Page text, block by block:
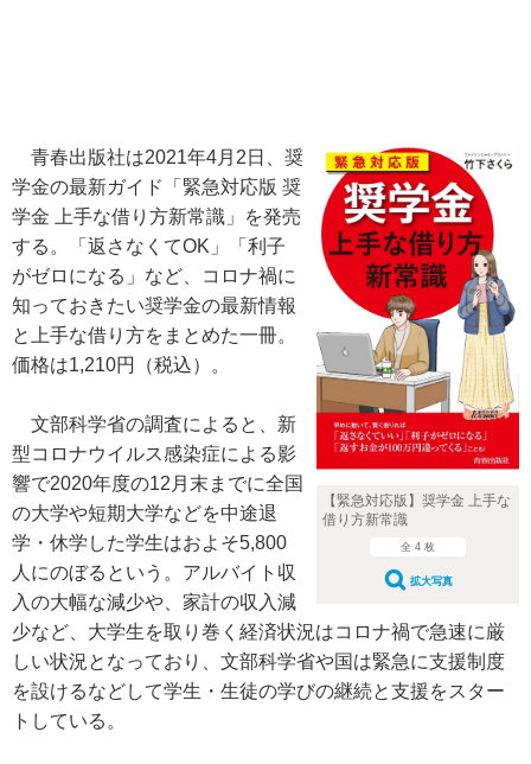
【緊急対応版】奨学金 上手な
借り方新常識
全 4 枚
拡大写真
青春出版社は2021年4月2日、奨
学金の最新ガイド「緊急対応版 奨
学金 上手な借り方新常識」を発売
する。「返さなくてOK」「利子
がゼロになる」など、コロナ禍に
知っておきたい奨学金の最新情報
と上手な借り方をまとめた一冊。
価格は1,210円（税込）。
文部科学省の調査によると、新
型コロナウイルス感染症による影
響で2020年度の12月末までに全国
の大学や短期大学などを中途退
学・休学した学生はおよそ5,800
人にのぼるという。アルバイト収
入の大幅な減少や、家計の収入減
少など、大学生を取り巻く経済状況はコロナ禍で急速に厳
しい状況となっており、文部科学省や国は緊急に支援制度
を設けるなどして学生・生徒の学びの継続と支援をスター
トしている。